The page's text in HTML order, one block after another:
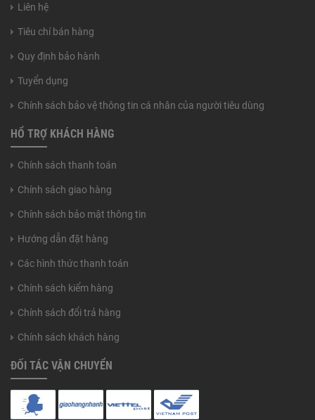
Liên hệ
Tiêu chí bán hàng
Quy định bảo hành
Tuyển dụng
Chính sách bảo vệ thông tin cá nhân của người tiêu dùng
HỔ TRỢ KHÁCH HÀNG
Chính sách thanh toán
Chính sách giao hàng
Chính sách bảo mật thông tin
Hướng dẫn đặt hàng
Các hình thức thanh toán
Chính sách kiểm hàng
Chính sách đổi trả hàng
Chính sách khách hàng
ĐỐI TÁC VẬN CHUYỂN